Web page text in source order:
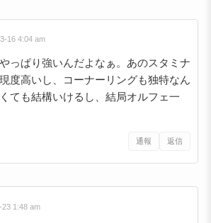
16 4:04 am
っぱり強いんだよなぁ。あのスタミナ
度高いし、コーナーリングも独特なん
ても結構いけるし、結局オルフェ一
通報 返信
23 1:48 am